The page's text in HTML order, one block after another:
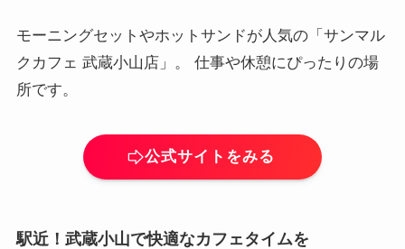
モーニングセットやホットサンドが人気の「サンマル
クカフェ 武蔵小山店」。 仕事や休憩にぴったりの場
所です。
公式サイトをみる
駅近！武蔵小山で快適なカフェタイムを